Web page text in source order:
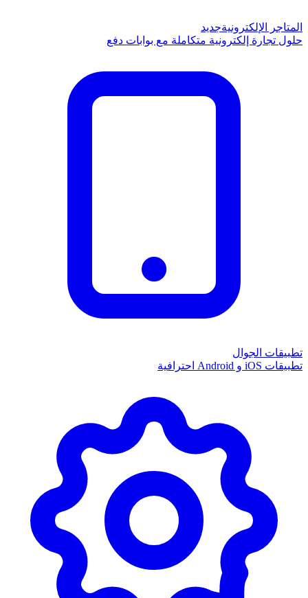
المتاجر الإلكترونيةجديد
حلول تجارة إلكترونية متكاملة مع بوابات دفع
تطبيقات الجوال
تطبيقات iOS و Android احترافية